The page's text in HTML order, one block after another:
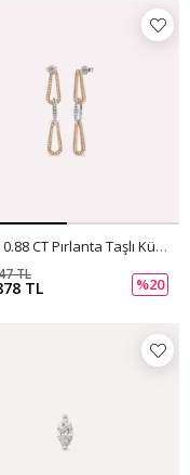
Node 0.88 CT Pırlanta Taşlı Küpe
TL
TL
%20